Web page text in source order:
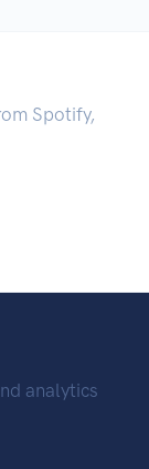
Spotify,
analytics